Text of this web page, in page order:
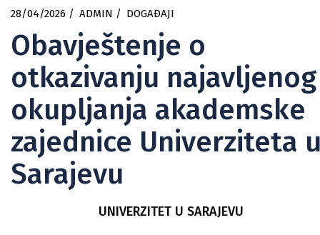
28/04/2026 ADMIN DOGAĐAJI
Obavještenje o
otkazivanju najavljenog
okupljanja akademske
zajednice Univerziteta
Sarajevu
UNIVERZITET U SARAJEVU